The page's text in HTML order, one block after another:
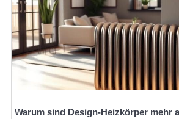
Warum sind Design-Heizkörper mehr